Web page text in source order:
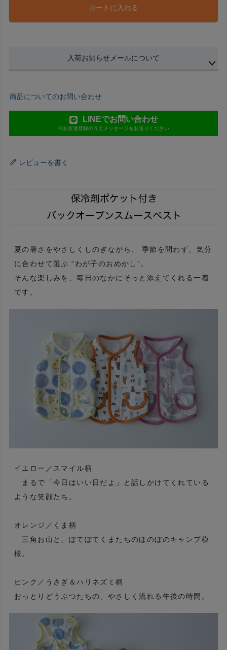
カートに入れる
入荷お知らせメールについて
商品についてのお問い合わせ
LINEでお問い合わせ
※お友達登録のうえメッセージをお送りください
レビューを書く
夏の暑さをやさしくしのぎながら、 季節を問わず、気分
に合わせて選ぶ “わが子のおめかし”。
そんな楽しみを、毎日のなかにそっと添えてくれる一着
です。
イエロー／スマイル柄
まるで「今日はいい日だよ」と話しかけてくれている
ような笑顔たち。
オレンジ／くま柄
三角お山と、ぽてぽてくまたちのほのぼのキャンプ模
様。
ピンク／うさぎ＆ハリネズミ柄
おっとりどうぶつたちの、やさしく流れる午後の時間。